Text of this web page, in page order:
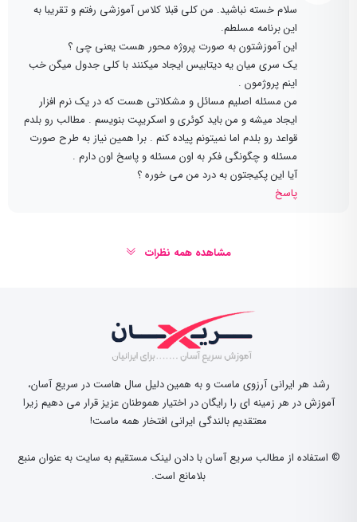
سلام خسته نباشید. من کلی قبلا کلاس آموزشی رفتم و تقریبا به
این برنامه مسلطم.
این آموزشتون به صورت پروژه محور هست یعنی چی ؟
یک سری میان یه دیتابیس ایجاد میکنند با کلی جدول میگن خب
اینم پروژمون .
من مسئله اصلیم مسائل و مشکلاتی هست که در یک نرم افزار
ایجاد میشه و من باید کوئری و اسکریپت بنویسم . مطالب رو بلدم
قواعد رو بلدم اما نمیتونم پیاده کنم . برا همین نیاز به طرح صورت
مسئله و چگونگی فکر به اون مسئله و پاسخ اون دارم .
آیا این پکیجتون به درد من می خوره ؟
پاسخ
مشاهده همه نظرات
رشد هر ایرانی آرزوی ماست و به همین دلیل سال هاست در سریع آسان،
آموزش در هر زمینه ای را رایگان در اختیار هموطنان عزیز قرار می دهیم زیرا
معتقدیم بالندگی ایرانی افتخار همه ماست!
© استفاده از مطالب سریع آسان با دادن لینک مستقیم به سایت به عنوان منبع
بلامانع است.